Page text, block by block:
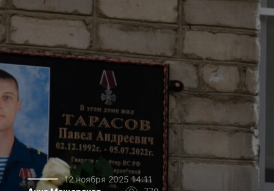
12 ноября 2025 14:11